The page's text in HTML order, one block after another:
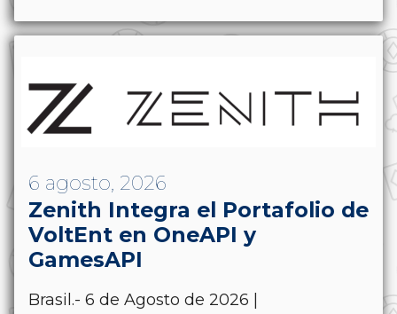
6 agosto, 2026
Zenith Integra el Portafolio de
VoltEnt en OneAPI y
GamesAPI
Brasil.- 6 de Agosto de 2026 |